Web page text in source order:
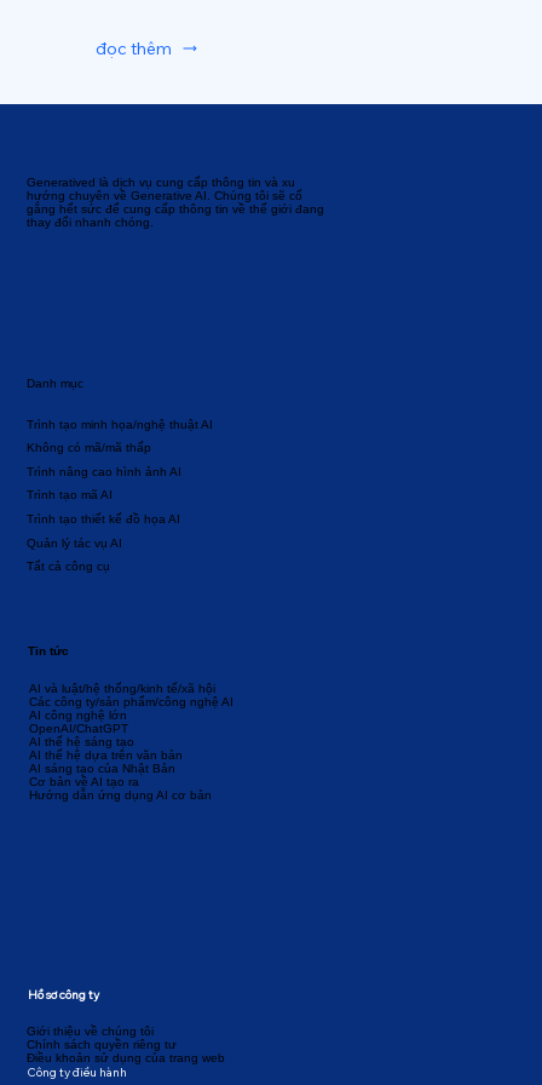
Generatived là dịch vụ cung cấp thông tin và xu
hướng chuyên về Generative AI. Chúng tôi sẽ cố
gắng hết sức để cung cấp thông tin về thế giới đang
thay đổi nhanh chóng.
Danh mục
Tất cả công cụ
Quản lý tác vụ AI
Trình tạo thiết kế đồ họa AI
Không có mã/mã thấp
Trình tạo mã AI
Trình nâng cao hình ảnh AI
Trình tạo minh họa/nghệ thuật AI
AI và luật/hệ thống/kinh tế/xã hội
Các công ty/sản phẩm/công nghệ AI
AI công nghệ lớn
OpenAI/ChatGPT
AI thế hệ sáng tạo
AI thế hệ dựa trên văn bản
AI sáng tạo của Nhật Bản
Cơ bản về AI tạo ra
Hướng dẫn ứng dụng AI cơ bản
Tin tức
Giới thiệu về chúng tôi
Chính sách quyền riêng tư
Điều khoản sử dụng của trang web
Công ty điều hành
Hồ sơ công ty
đọc thêm